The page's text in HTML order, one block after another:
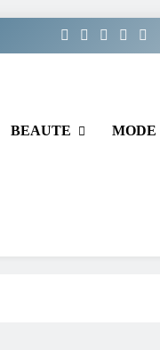
BEAUTE MODE